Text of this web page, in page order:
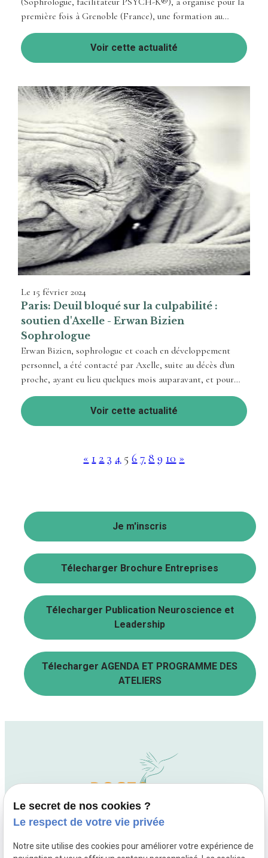
première fois à Grenoble (France), une formation au
processus PSYCH-K® : l'atelier de Base, avec Irène Menis
(Instructeur international PSYCH-K®)
Voir cette actualité
Le 15 février 2024
Paris: Deuil bloqué sur la culpabilité :
soutien d'Axelle - Erwan Bizien
Sophrologue
Erwan Bizien, sophrologue et coach en développement
personnel, a été contacté par Axelle, suite au décès d'un
proche, ayant eu lieu quelques mois auparavant, et pour
lequel elle ressent une ...
Voir cette actualité
« 1 2 3 4 5 6 7 8 9 10 »
Je m'inscris
Télecharger Brochure Entreprises
Télecharger Publication Neuroscience et
Leadership
Télecharger AGENDA ET PROGRAMME DES
ATELIERS
Le secret de nos cookies ?
Le respect de votre vie privée
Notre site utilise des cookies pour améliorer votre expérience de